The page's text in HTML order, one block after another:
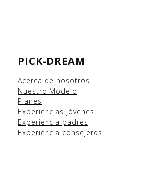
PICK-DREAM
Acerca de nosotros
Nuestro Modelo
Planes
Experiencias jóvenes
Experiencia padres
Experiencia consejeros